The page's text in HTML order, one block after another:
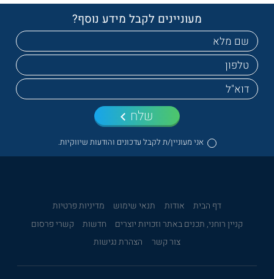
מעוניינים לקבל מידע נוסף?
אני מעוניין/ת לקבל עדכונים והודעות שיווקיות.
שלח
דף הבית אודות תנאי שימוש
מדיניות פרטיות
קניין רוחני, תכנים באתר וזכויות יוצרים
חדשות
קשרי פרסום
צור קשר
הצהרת נגישות